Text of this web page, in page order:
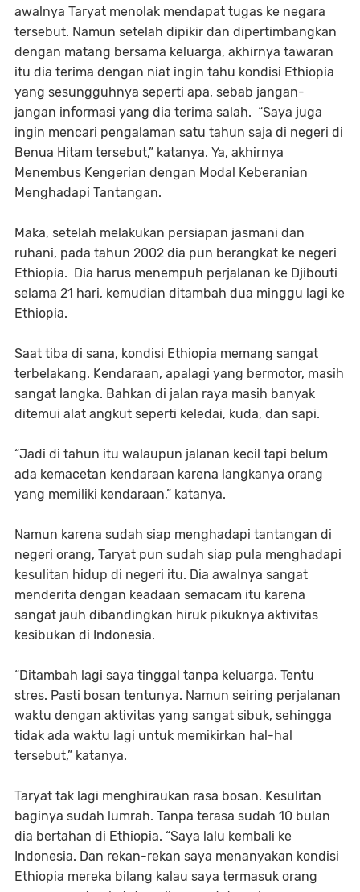
awalnya Taryat menolak mendapat tugas ke negara
tersebut. Namun setelah dipikir dan dipertimbangkan
dengan matang bersama keluarga, akhirnya tawaran
itu dia terima dengan niat ingin tahu kondisi Ethiopia
yang sesungguhnya seperti apa, sebab jangan-
jangan informasi yang dia terima salah. “Saya juga
ingin mencari pengalaman satu tahun saja di negeri di
Benua Hitam tersebut,” katanya. Ya, akhirnya
Menembus Kengerian dengan Modal Keberanian
Menghadapi Tantangan.
Maka, setelah melakukan persiapan jasmani dan
ruhani, pada tahun 2002 dia pun berangkat ke negeri
Ethiopia. Dia harus menempuh perjalanan ke Djibouti
selama 21 hari, kemudian ditambah dua minggu lagi ke
Ethiopia.
Saat tiba di sana, kondisi Ethiopia memang sangat
terbelakang. Kendaraan, apalagi yang bermotor, masih
sangat langka. Bahkan di jalan raya masih banyak
ditemui alat angkut seperti keledai, kuda, dan sapi.
“Jadi di tahun itu walaupun jalanan kecil tapi belum
ada kemacetan kendaraan karena langkanya orang
yang memiliki kendaraan,” katanya.
Namun karena sudah siap menghadapi tantangan di
negeri orang, Taryat pun sudah siap pula menghadapi
kesulitan hidup di negeri itu. Dia awalnya sangat
menderita dengan keadaan semacam itu karena
sangat jauh dibandingkan hiruk pikuknya aktivitas
kesibukan di Indonesia.
“Ditambah lagi saya tinggal tanpa keluarga. Tentu
stres. Pasti bosan tentunya. Namun seiring perjalanan
waktu dengan aktivitas yang sangat sibuk, sehingga
tidak ada waktu lagi untuk memikirkan hal-hal
tersebut,” katanya.
Taryat tak lagi menghiraukan rasa bosan. Kesulitan
baginya sudah lumrah. Tanpa terasa sudah 10 bulan
dia bertahan di Ethiopia. “Saya lalu kembali ke
Indonesia. Dan rekan-rekan saya menanyakan kondisi
Ethiopia mereka bilang kalau saya termasuk orang